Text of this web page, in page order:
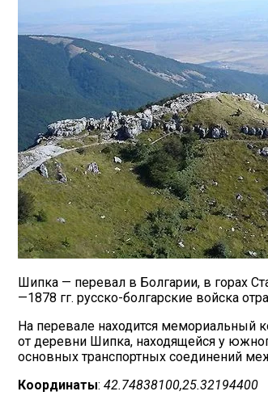
Шипка — перевал в Болгарии, в горах
—1878 гг. русско-болгарские войска
На перевале находится мемориальный
от деревни Шипка, находящейся у
основных транспортных соединений
Координаты: 42.74838100,25.32194400